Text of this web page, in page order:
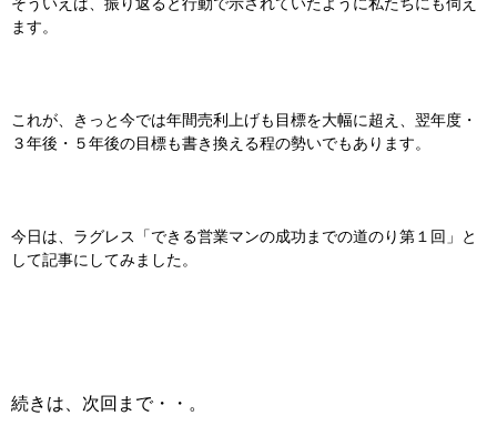
ます。
これが、きっと今では年間売利上げも目標を大幅に超え、翌年度・
３年後・５年後の目標も書き換える程の勢いでもあります。
今日は、ラグレス「できる営業マンの成功までの道のり第１回」と
して記事にしてみました。
続きは、次回まで・・。